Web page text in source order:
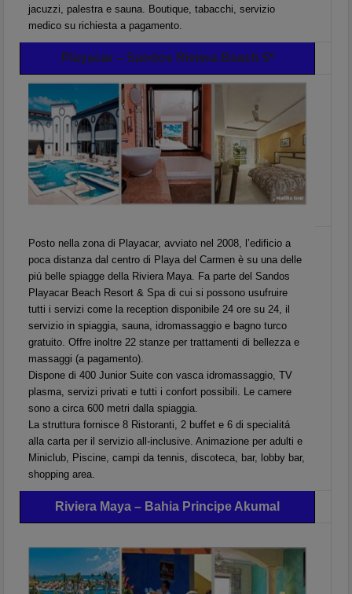
jacuzzi, palestra e sauna. Boutique, tabacchi, servizio
medico su richiesta a pagamento.
Playacar – Sandos Riviera Beach 5*
Posto nella zona di Playacar, avviato nel 2008, l’edificio a
poca distanza dal centro di Playa del Carmen è su una delle
piú belle spiagge della Riviera Maya. Fa parte del Sandos
Playacar Beach Resort & Spa di cui si possono usufruire
tutti i servizi come la reception disponibile 24 ore su 24, il
servizio in spiaggia, sauna, idromassaggio e bagno turco
gratuito. Offre inoltre 22 stanze per trattamenti di bellezza e
massaggi (a pagamento).
Dispone di 400 Junior Suite con vasca idromassaggio, TV
plasma, servizi privati e tutti i confort possibili. Le camere
sono a circa 600 metri dalla spiaggia.
La struttura fornisce 8 Ristoranti, 2 buffet e 6 di specialitá
alla carta per il servizio all-inclusive. Animazione per adulti e
Miniclub, Piscine, campi da tennis, discoteca, bar, lobby bar,
shopping area.
Riviera Maya – Bahia Principe Akumal